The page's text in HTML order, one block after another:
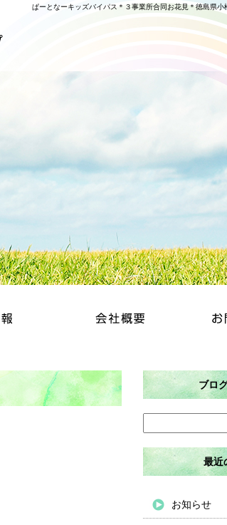
ぱーとなーキッズバイパス＊３事業所合同お花見＊徳島県
ブロ
最近
お知らせ